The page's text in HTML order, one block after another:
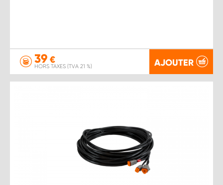
39 €
HORS TAXES (TVA 21 %) AJOUTER